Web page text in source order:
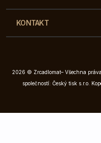
KONTAKT
2026 © Zrcadlomat– Všechna
společností: Český tisk s.r.o.